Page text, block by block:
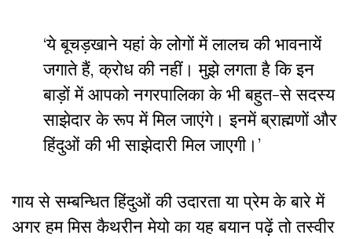
‘ये बूचड़खाने यहां के लोगों में लालच की भावनायें
जगाते हैं, क्रोध की नहीं। मुझे लगता है कि इन
बाड़ों में आपको नगरपालिका के भी बहुत-से सदस्य
साझेदार के रूप में मिल जाएंगे। इनमें ब्राह्मणों और
हिंदुओं की भी साझेदारी मिल जाएगी।’
गाय से सम्बन्धित हिंदुओं की उदारता या प्रेम के बारे में
अगर हम मिस कैथरीन मेयो का यह बयान पढ़ें तो तस्वीर